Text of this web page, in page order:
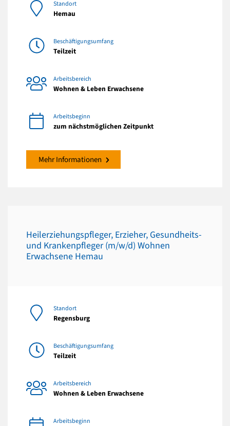
Standort
Hemau
Beschäftigungsumfang
Teilzeit
Arbeitsbereich
Wohnen & Leben Erwachsene
Arbeitsbeginn
zum nächstmöglichen Zeitpunkt
Mehr Informationen
Heilerziehungspfleger, Erzieher, Gesundheits-
und Krankenpfleger (m/w/d) Wohnen
Erwachsene Hemau
Standort
Regensburg
Beschäftigungsumfang
Teilzeit
Arbeitsbereich
Wohnen & Leben Erwachsene
Arbeitsbeginn